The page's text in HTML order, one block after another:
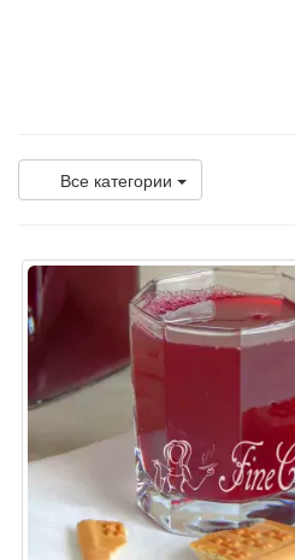
Все категории